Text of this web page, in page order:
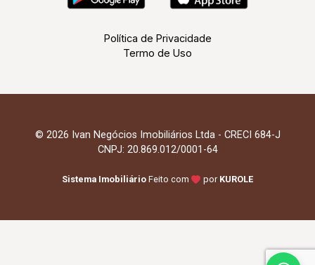
Política de Privacidade
Termo de Uso
© 2026 Ivan Negócios Imobiliários Ltda - CRECI 684-J
CNPJ: 20.869.012/0001-64
Sistema Imobiliário Feito com por KUROLE